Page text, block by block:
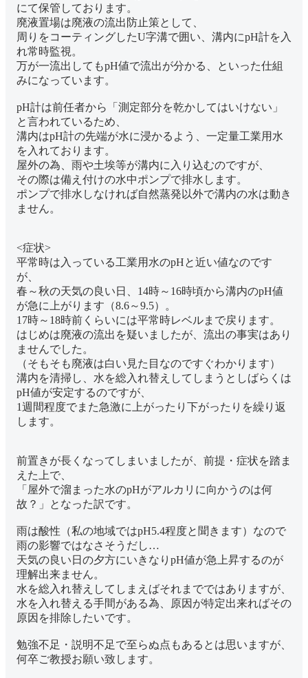
にて保管しております。
廃液置場は廃液の流出防止策として、
周りをコーティングしたU字溝で囲い、溝内にpH計を入
れ常時監視。
万が一流出してもpH値で流出が分かる、といった仕組
みになっています。
pH計は前任者から「測定部分を乾かしてはいけない」
と言われているため、
溝内はpH計の先端が水に浸かるよう、一定量工業用水
を入れております。
屋外の為、雨や土埃等が溝内に入り込むのですが、
その際は備え付けの水中ポンプで排水します。
ポンプで排水しなければ自然蒸発以外で溝内の水は動き
ません。
<症状>
平常時は入っている工業用水のpHと近い値なのです
が、
春～秋の天気の良い日、14時～16時頃から溝内のpH値
が急に上がります（8.6～9.5）。
17時～18時前くらいには平常時レベルまで戻ります。
はじめは廃液の流出を疑いましたが、流出の事実はあり
ませんでした。
（そもそも廃液は白い見た目なのですぐわかります）
溝内を清掃し、水を総入れ替えしてしまうとしばらくは
pH値が安定するのですが、
1週間程度でまた急激に上がったり下がったりを繰り返
します。
前置きが長くなってしまいましたが、前提・症状を踏ま
えた上で、
「屋外で溜まった水のpHがアルカリに向かうのは何
故？」となった訳です。
雨は酸性（私の地域ではpH5.4程度と聞きます）なので
雨の影響ではなさそうだし…
天気の良い日の夕方にいきなりpH値が急上昇するのが
理解出来ません。
水を総入れ替えしてしまえばそれまでではありますが、
水を入れ替える手間がある為、原因が特定出来ればその
原因を排除したいです。
勉強不足・説明不足で至らぬ点もあるとは思いますが、
何卒ご教授お願い致します。